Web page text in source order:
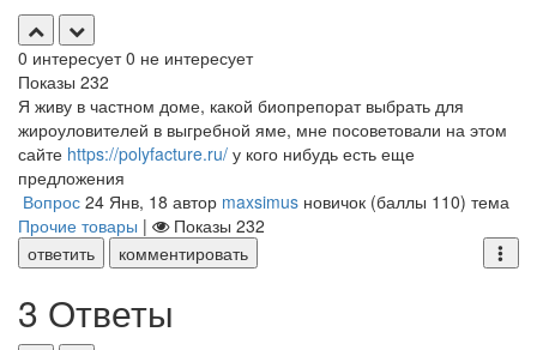
0 интересует 0 не интересует
Показы 232
Я живу в частном доме, какой биопрепорат выбрать для
жироуловителей в выгребной яме, мне посоветовали на этом
сайте https://polyfacture.ru/ у кого нибудь есть еще
предложения
Вопрос 24 Янв, 18 автор maxsimus новичок (баллы 110) тема
Прочие товары | Показы 232
ответить
комментировать
3 Ответы